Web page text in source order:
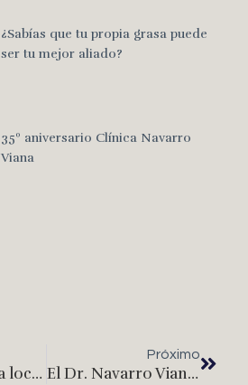
¿Sabías que tu propia grasa puede
ser tu mejor aliado?
35º aniversario Clínica Navarro
Viana
Adios a la grasa localizada
Próximo
El Dr. Navarro Viana asiste como ponente experto, en el XXI Congreso Internacional de Cirugía Plástica Estética y Reconstructiva y II Curso Oficial de la ISAPS en Lima – Perú